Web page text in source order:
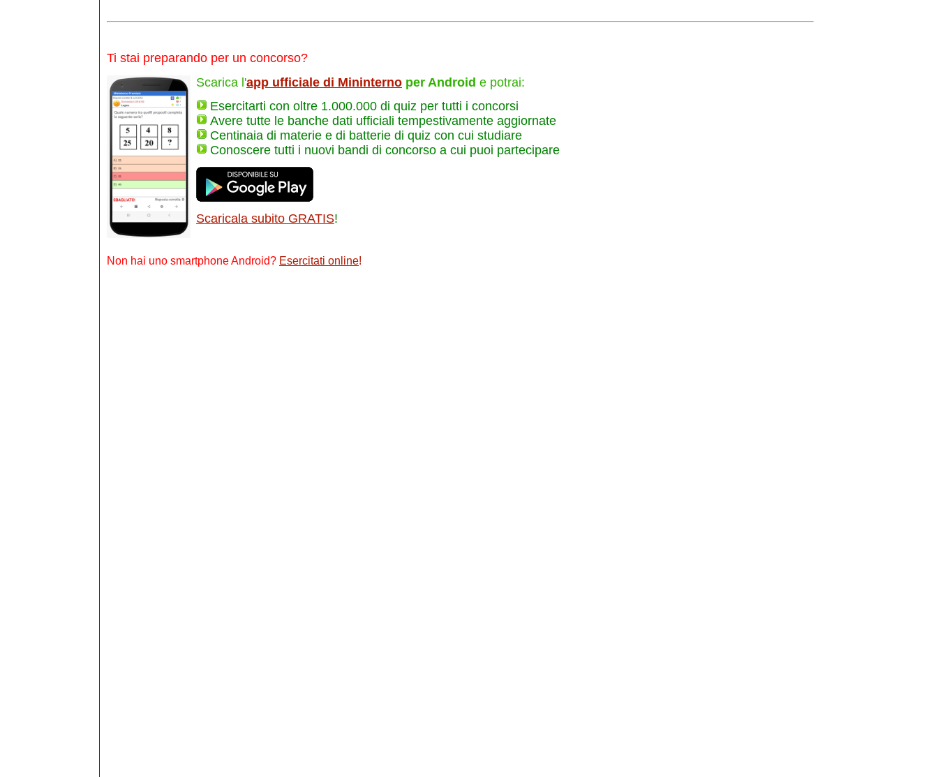
Ti stai preparando per un concorso?
Scarica l'app ufficiale di Mininterno per Android e potrai:
Esercitarti con oltre 1.000.000 di quiz per tutti i concorsi
Avere tutte le banche dati ufficiali tempestivamente aggiornate
Centinaia di materie e di batterie di quiz con cui studiare
Conoscere tutti i nuovi bandi di concorso a cui puoi partecipare
Scaricala subito GRATIS!
Non hai uno smartphone Android? Esercitati online!